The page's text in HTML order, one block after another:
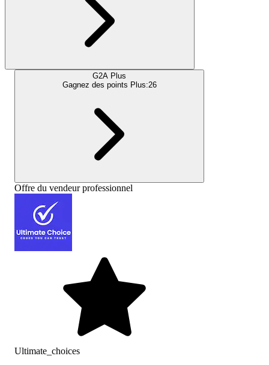
G2A Plus
Gagnez des points Plus:26
Offre du vendeur professionnel
Ultimate_choices